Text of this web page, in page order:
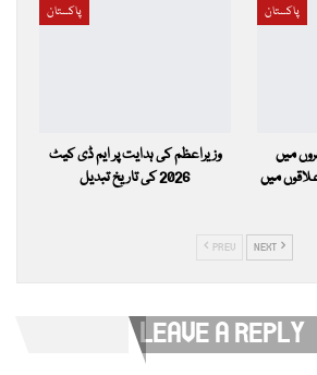
پاکستان
وزیراعظم کی ہدایت پر ایم ڈی کیٹ
2026 کی تاریخ تبدیل
پاکستان
میں
میں
PREV NEXT
LEAVE A REPLY